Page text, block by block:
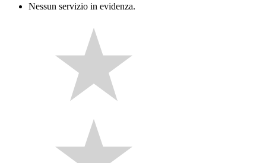
Nessun servizio in evidenza.